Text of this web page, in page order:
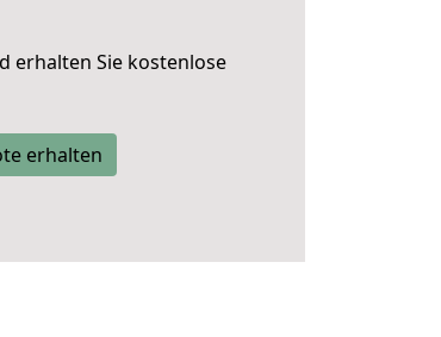
erhalten Sie kostenlose
erhalten